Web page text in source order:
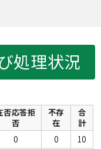
処理状況
否応答拒
否
不存
在
合
計
0 0
10